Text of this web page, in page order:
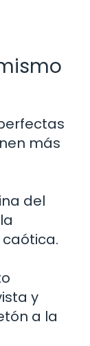
más
del
y
a la